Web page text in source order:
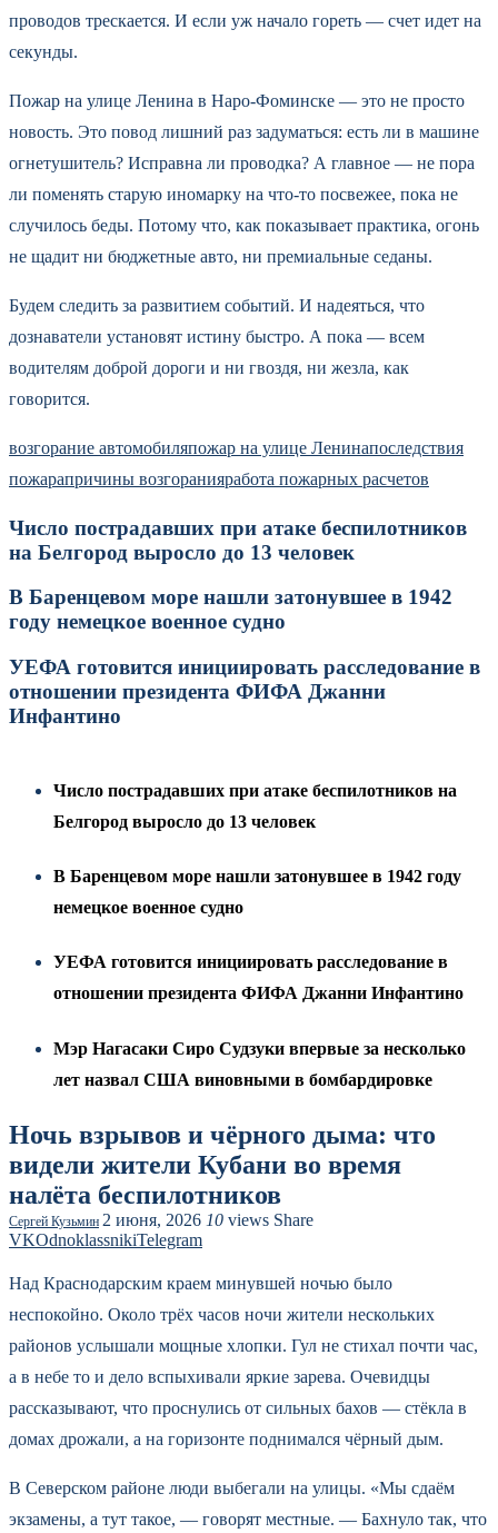
проводов трескается. И если уж начало гореть — счет идет на
секунды.
Пожар на улице Ленина в Наро-Фоминске — это не просто
новость. Это повод лишний раз задуматься: есть ли в машине
огнетушитель? Исправна ли проводка? А главное — не пора
ли поменять старую иномарку на что-то посвежее, пока не
случилось беды. Потому что, как показывает практика, огонь
не щадит ни бюджетные авто, ни премиальные седаны.
Будем следить за развитием событий. И надеяться, что
дознаватели установят истину быстро. А пока — всем
водителям доброй дороги и ни гвоздя, ни жезла, как
говорится.
возгорание автомобиляпожар на улице Ленинапоследствия
пожарапричины возгоранияработа пожарных расчетов
Число пострадавших при атаке беспилотников
на Белгород выросло до 13 человек
В Баренцевом море нашли затонувшее в 1942
году немецкое военное судно
УЕФА готовится инициировать расследование в
отношении президента ФИФА Джанни
Инфантино
Число пострадавших при атаке беспилотников на
Белгород выросло до 13 человек
В Баренцевом море нашли затонувшее в 1942 году
немецкое военное судно
УЕФА готовится инициировать расследование в
отношении президента ФИФА Джанни Инфантино
Мэр Нагасаки Сиро Судзуки впервые за несколько
лет назвал США виновными в бомбардировке
Ночь взрывов и чёрного дыма: что
видели жители Кубани во время
налёта беспилотников
Сергей Кузьмин 2 июня, 2026 10 views Share
VKOdnoklassnikiTelegram
Над Краснодарским краем минувшей ночью было
неспокойно. Около трёх часов ночи жители нескольких
районов услышали мощные хлопки. Гул не стихал почти час,
а в небе то и дело вспыхивали яркие зарева. Очевидцы
рассказывают, что проснулись от сильных бахов — стёкла в
домах дрожали, а на горизонте поднимался чёрный дым.
В Северском районе люди выбегали на улицы. «Мы сдаём
экзамены, а тут такое, — говорят местные. — Бахнуло так, что